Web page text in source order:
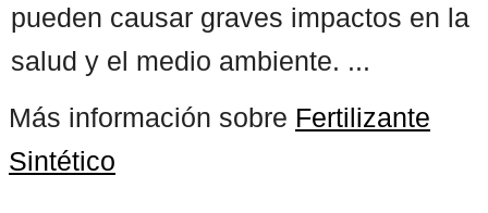
pueden causar graves impactos en la
salud y el medio ambiente. ...
Más información sobre Fertilizante
Sintético